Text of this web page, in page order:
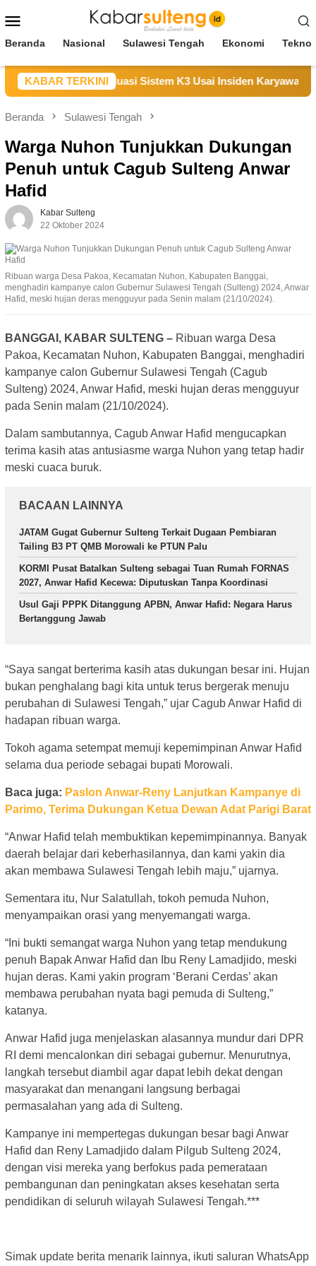
ke
Mobile
Beranda Nasional Sulawesi Tengah Ekonomi
KABAR TERKINI
Duka, Janji Evaluasi Sistem K3 Usai Insiden Karyawan di
Beranda Sulawesi Tengah
Warga Nuhon Tunjukkan Dukungan
Penuh untuk Cagub Sulteng Anwar
Hafid
Kabar Sulteng
22 Oktober 2024
Ribuan warga Desa Pakoa, Kecamatan Nuhon, Kabupaten Banggai,
menghadiri kampanye calon Gubernur Sulawesi Tengah (Sulteng) 2024, Anwar
Hafid, meski hujan deras mengguyur pada Senin malam (21/10/2024).
BANGGAI, KABAR SULTENG – Ribuan warga Desa
Pakoa, Kecamatan Nuhon, Kabupaten Banggai, menghadiri
kampanye calon Gubernur Sulawesi Tengah (Cagub
Sulteng) 2024, Anwar Hafid, meski hujan deras mengguyur
pada Senin malam (21/10/2024).
Dalam sambutannya, Cagub Anwar Hafid mengucapkan
terima kasih atas antusiasme warga Nuhon yang tetap hadir
meski cuaca buruk.
BACAAN LAINNYA
JATAM Gugat Gubernur Sulteng Terkait Dugaan Pembiaran
Tailing B3 PT QMB Morowali ke PTUN Palu
KORMI Pusat Batalkan Sulteng sebagai Tuan Rumah FORNAS
2027, Anwar Hafid Kecewa: Diputuskan Tanpa Koordinasi
Usul Gaji PPPK Ditanggung APBN, Anwar Hafid: Negara Harus
Bertanggung Jawab
“Saya sangat berterima kasih atas dukungan besar ini. Hujan
bukan penghalang bagi kita untuk terus bergerak menuju
perubahan di Sulawesi Tengah,” ujar Cagub Anwar Hafid di
hadapan ribuan warga.
Tokoh agama setempat memuji kepemimpinan Anwar Hafid
selama dua periode sebagai bupati Morowali.
Baca juga: Paslon Anwar-Reny Lanjutkan Kampanye di
Parimo, Terima Dukungan Ketua Dewan Adat Parigi Barat
“Anwar Hafid telah membuktikan kepemimpinannya. Banyak
daerah belajar dari keberhasilannya, dan kami yakin dia
akan membawa Sulawesi Tengah lebih maju,” ujarnya.
Sementara itu, Nur Salatullah, tokoh pemuda Nuhon,
menyampaikan orasi yang menyemangati warga.
“Ini bukti semangat warga Nuhon yang tetap mendukung
penuh Bapak Anwar Hafid dan Ibu Reny Lamadjido, meski
hujan deras. Kami yakin program ‘Berani Cerdas’ akan
membawa perubahan nyata bagi pemuda di Sulteng,”
katanya.
Anwar Hafid juga menjelaskan alasannya mundur dari DPR
RI demi mencalonkan diri sebagai gubernur. Menurutnya,
langkah tersebut diambil agar dapat lebih dekat dengan
masyarakat dan menangani langsung berbagai
permasalahan yang ada di Sulteng.
Kampanye ini mempertegas dukungan besar bagi Anwar
Hafid dan Reny Lamadjido dalam Pilgub Sulteng 2024,
dengan visi mereka yang berfokus pada pemerataan
pembangunan dan peningkatan akses kesehatan serta
pendidikan di seluruh wilayah Sulawesi Tengah.***
Simak update berita menarik lainnya, ikuti saluran WhatsApp